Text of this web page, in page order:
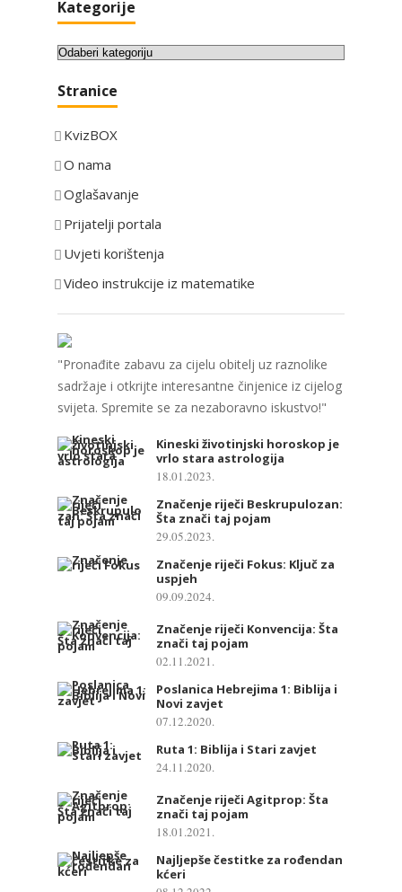
Kategorije
K
t
g
o
i
j
Stranice
KvizBOX
O nama
Oglašavanje
Prijatelji portala
Uvjeti korištenja
Video instrukcije iz matematike
"Pronađite zabavu za cijelu obitelj uz raznolike
sadržaje i otkrijte interesantne činjenice iz cijelog
svijeta. Spremite se za nezaboravno iskustvo!"
Kineski životinjski horoskop je
vrlo stara astrologija
18.01.2023.
Značenje riječi Beskrupulozan:
Šta znači taj pojam
29.05.2023.
Značenje riječi Fokus: Ključ za
uspjeh
09.09.2024.
Značenje riječi Konvencija: Šta
znači taj pojam
02.11.2021.
Poslanica Hebrejima 1: Biblija i
Novi zavjet
07.12.2020.
Ruta 1: Biblija i Stari zavjet
24.11.2020.
Značenje riječi Agitprop: Šta
znači taj pojam
18.01.2021.
Najljepše čestitke za rođendan
kćeri